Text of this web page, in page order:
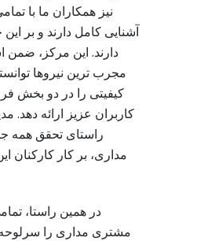
نیز همکاران ما با
آشنایی کامل دارند و بر
دارند. این مرکز، ضمن
مجرب ترین نیروها
کیفیتی را در دو بخش
کاربران عزیز ارائه دهد.
راستای تحقق همه
مداری، بر کار کارکنان
در همین راستا،
مشتری مداری را